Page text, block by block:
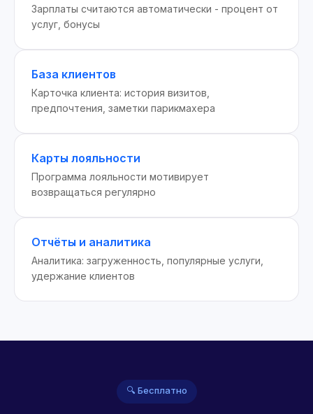
Зарплаты считаются автоматически - процент от
услуг, бонусы
База клиентов
Карточка клиента: история визитов,
предпочтения, заметки парикмахера
Карты лояльности
Программа лояльности мотивирует
возвращаться регулярно
Отчёты и аналитика
Аналитика: загруженность, популярные услуги,
удержание клиентов
🔍 Бесплатно